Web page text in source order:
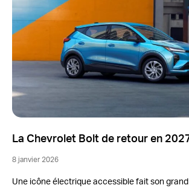
La Chevrolet Bolt de retour en
8 janvier 2026
Une icône électrique accessible fait son